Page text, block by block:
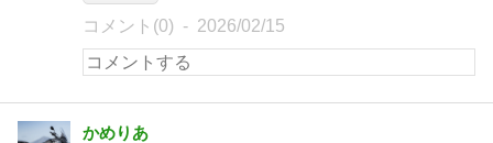
コメント(0) 2026/02/15
かめりあ